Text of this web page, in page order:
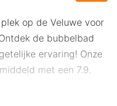
op de Veluwe voor
de bubbelbad
ervaring! Onze
met een 7.9.